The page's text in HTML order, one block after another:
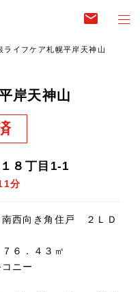
email
ライフケア札幌平岸天神山
岸天神山
８丁目1-1
分
西向き角住戸 ２ＬＤ
６．４３㎡
ニー